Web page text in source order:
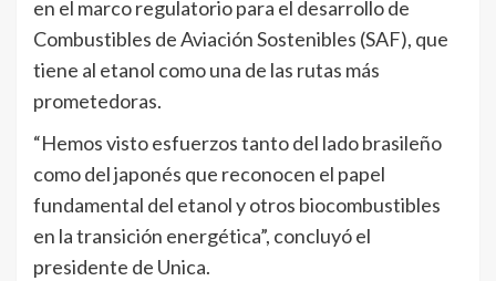
en el marco regulatorio para el desarrollo de
Combustibles de Aviación Sostenibles (SAF), que
tiene al etanol como una de las rutas más
prometedoras.
“Hemos visto esfuerzos tanto del lado brasileño
como del japonés que reconocen el papel
fundamental del etanol y otros biocombustibles
en la transición energética”, concluyó el
presidente de Unica.